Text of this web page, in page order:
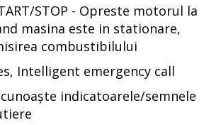
STOP - Opreste motorul la
masina este in stationare,
combustibilului
Intelligent emergency call
indicatoarele/semnele